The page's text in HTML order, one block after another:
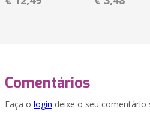
Comentários
Faça o login deixe o seu comentário